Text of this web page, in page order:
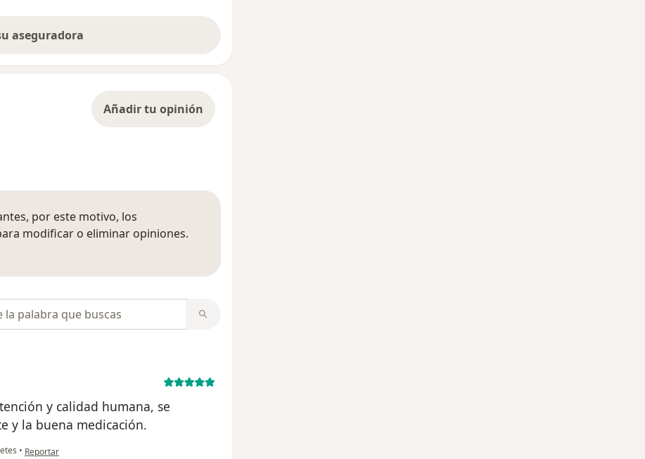
aseguradora
Añadir tu opinión
por este motivo, los
modificar o eliminar opiniones.
opiniones
y calidad humana, se
y la buena medicación.
• en opinión del usuario Cuenta eliminada
Reportar